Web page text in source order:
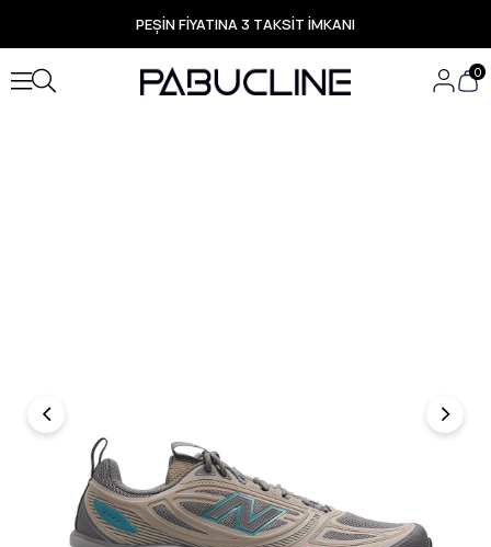
PEŞİN FİYATINA 3 TAKSİT İMKANI
TÜM ÜRÜNLERDE ÜCRETSİZ KARGO
Yeni Sezon Ürünlerde Özel Fırsatlar
Seçili Ürünlerde Hızlı Teslimat
0